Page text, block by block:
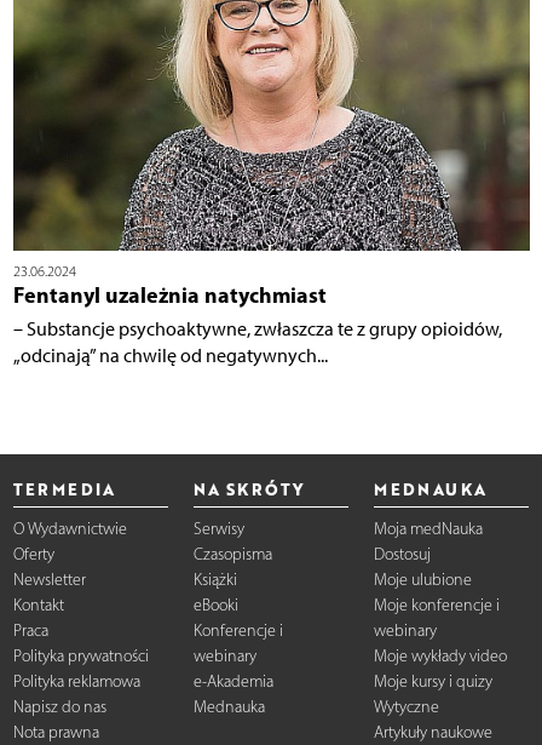
23.06.2024
Fentanyl uzależnia natychmiast
– Substancje psychoaktywne, zwłaszcza te z grupy opioidów,
„odcinają” na chwilę od negatywnych...
TERMEDIA
O Wydawnictwie
Oferty
Newsletter
Kontakt
Praca
Polityka prywatności
Polityka reklamowa
Napisz do nas
Nota prawna
NA SKRÓTY
Serwisy
Czasopisma
Książki
eBooki
Konferencje i
webinary
e-Akademia
Mednauka
MEDNAUKA
Moja medNauka
Dostosuj
Moje ulubione
Moje konferencje i
webinary
Moje wykłady video
Moje kursy i quizy
Wytyczne
Artykuły naukowe